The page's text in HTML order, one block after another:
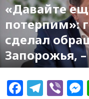
«Давайте
потерпим»:
сделал
Запорожья,